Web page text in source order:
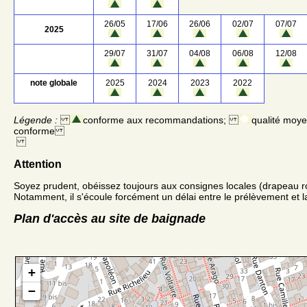
2025
26/05 17/06 26/06 02/07 07/07
29/07 31/07 04/08 06/08 12/08
note globale 2025 2024 2023 2022
Légende : conforme aux recommandations;
qualité
conforme
Attention
Soyez prudent, obéissez toujours aux consignes locales
Notamment, il s'écoule forcément un délai entre le prélèvement et
Plan d'accès au site de baignade
+
−